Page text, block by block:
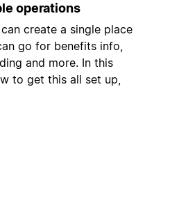
operations
create a single place
go for benefits info,
and more. In this
to get this all set up,